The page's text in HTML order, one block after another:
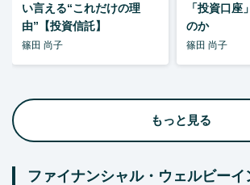
い言える“これだけの理
由”【投資信託】
篠田 尚子
「投資口座
のか
篠田 尚子
もっと見る
ファイナンシャル・ウェルビー